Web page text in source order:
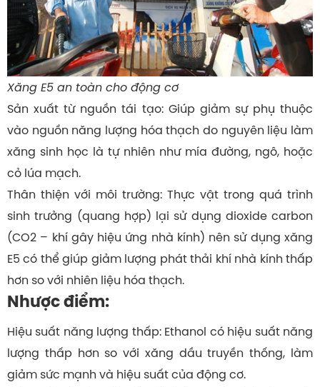
Xăng E5 an toàn cho động cơ
Sản xuất từ nguồn tái tạo: Giúp giảm sự phụ thuộc
vào nguồn năng lượng hóa thạch do nguyên liệu làm
xăng sinh học là tự nhiên như mía đường, ngô, hoặc
cỏ lúa mạch.
Thân thiện với môi trường: Thực vật trong quá trình
sinh trưởng (quang hợp) lại sử dụng dioxide carbon
(CO2 – khí gây hiệu ứng nhà kính) nên sử dụng xăng
E5 có thể giúp giảm lượng phát thải khí nhà kính thấp
hơn so với nhiên liệu hóa thạch.
Nhược điểm:
Hiệu suất năng lượng thấp: Ethanol có hiệu suất năng
lượng thấp hơn so với xăng dầu truyền thống, làm
giảm sức mạnh và hiệu suất của động cơ.